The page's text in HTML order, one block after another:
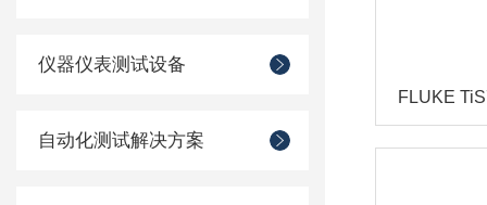
仪器仪表测试设备
自动化测试解决方案
FLUKE